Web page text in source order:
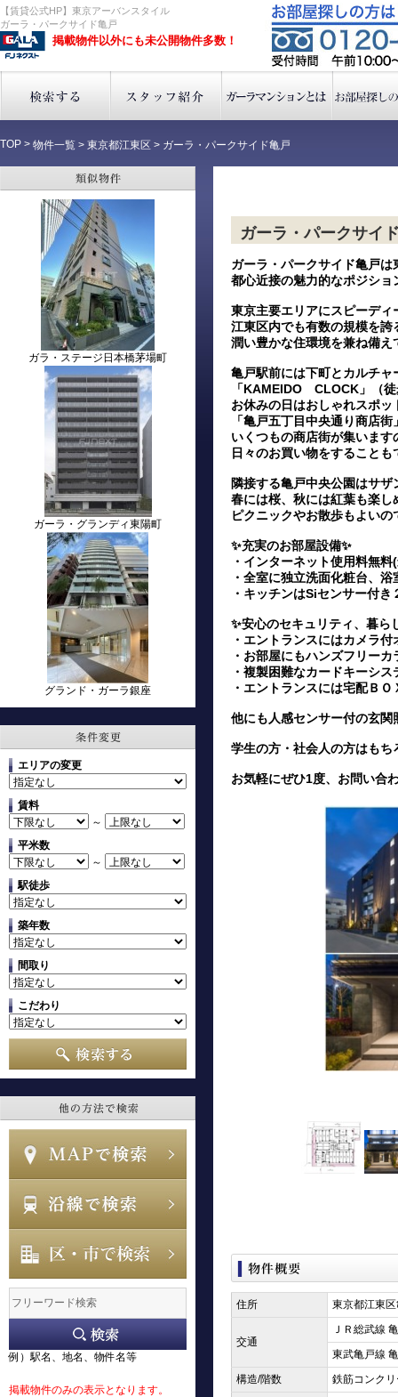
【賃貸公式HP】東京アーバンスタイル
ガーラ・パークサイド亀戸
掲載物件以外にも未公開物件多数！
TOP > 物件一覧 > 東京都江東区 > ガーラ・パークサイド亀戸
ガラ・ステージ日本橋茅場町
ガーラ・グランディ東陽町
グランド・ガーラ銀座
エリアの変更
賃料
～
平米数
～
駅徒歩
築年数
間取り
こだわり
例）駅名、地名、物件名等
掲載物件のみの表示となります。
ガーラ・パークサイ
ガーラ・パークサイド亀戸
都心近接の魅力的なポジショ
東京主要エリアにスピーデ
江東区内でも有数の規模を
潤い豊かな住環境を兼ね備
亀戸駅前には下町とカルチャ
「KAMEIDO CLOCK」（
お休みの日はおしゃれスポ
「亀戸五丁目中央通り商店
いくつもの商店街が集いま
日々のお買い物をすることも
隣接する亀戸中央公園はサ
春には桜、秋には紅葉も楽
ピクニックやお散歩もよい
✨充実のお部屋設備✨
・インターネット使用料無
・全室に独立洗面化粧台、
・キッチンはSiセンサー付
✨安心のセキュリティ、暮ら
・エントランスにはカメラ
・お部屋にもハンズフリー
・複製困難なカードキーシ
・エントランスには宅配Ｂ
他にも人感センサー付の玄
学生の方・社会人の方はも
お気軽にぜひ1度、お問い合
住所 東京都江東
交通
ＪＲ総武線
東武亀戸線
構造/階数
鉄筋コンク